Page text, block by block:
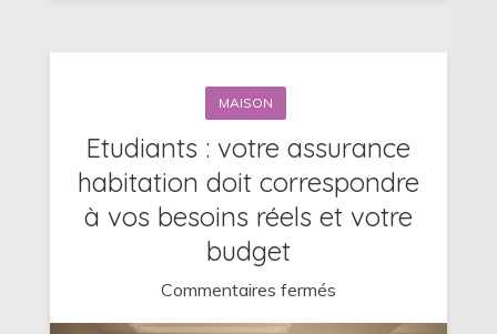
MAISON
Etudiants : votre assurance
habitation doit correspondre
à vos besoins réels et votre
budget
Commentaires ferméssur
Etudiants